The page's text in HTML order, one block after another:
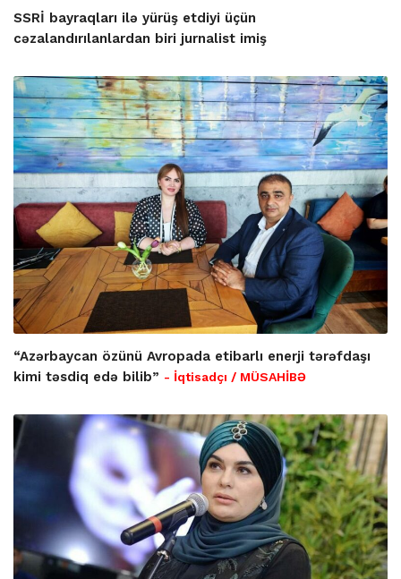
SSRİ bayraqları ilə yürüş etdiyi üçün
cəzalandırılanlardan biri jurnalist imiş
“Azərbaycan özünü Avropada etibarlı enerji tərəfdaşı
kimi təsdiq edə bilib” - İqtisadçı / MÜSAHİBƏ